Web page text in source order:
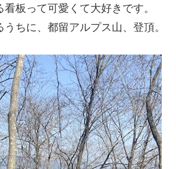
板って可愛くて大好きです。
ちに、都留アルプス山、登頂。